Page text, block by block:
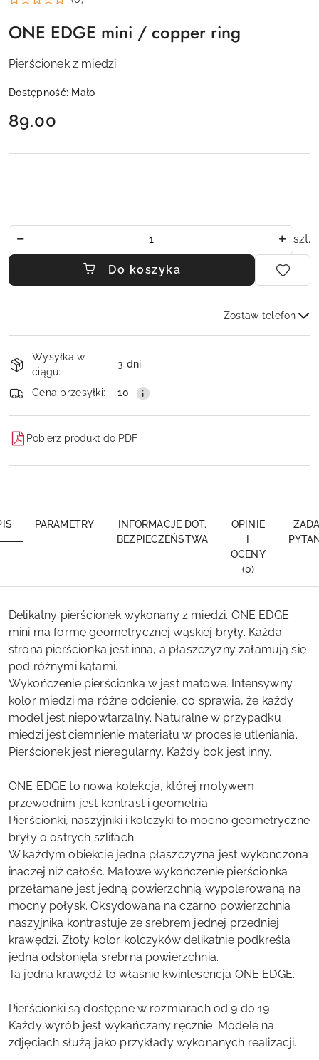
ONE EDGE mini / copper ring
Pierścionek z miedzi
Dostępność: Mało
cena:
89.00
szt.
Do koszyka
Zostaw telefon
Dostępność
i
dostawa
Wysyłka w
ciągu:
3 dni
Cena przesyłki: 10
Pobierz produkt do PDF
PARAMETRY
INFORMACJE DOT.
BEZPIECZEŃSTWA
OPINIE
OCENY
(0)
Delikatny pierścionek wykonany z miedzi. ONE EDGE
mini ma formę geometrycznej wąskiej bryły. Każda
strona pierścionka jest inna, a płaszczyzny załamują się
pod różnymi kątami.
Wykończenie pierścionka w jest matowe. Intensywny
kolor miedzi ma różne odcienie, co sprawia, że każdy
model jest niepowtarzalny. Naturalne w przypadku
miedzi jest ciemnienie materiału w procesie utleniania.
Pierścionek jest nieregularny. Każdy bok jest inny.
ONE EDGE to nowa kolekcja, której motywem
przewodnim jest kontrast i geometria.
Pierścionki, naszyjniki i kolczyki to mocno geometryczne
bryły o ostrych szlifach.
W każdym obiekcie jedna płaszczyzna jest wykończona
inaczej niż całość. Matowe wykończenie pierścionka
przełamane jest jedną powierzchnią wypolerowaną na
mocny połysk. Oksydowana na czarno powierzchnia
naszyjnika kontrastuje ze srebrem jednej przedniej
krawędzi. Złoty kolor kolczyków delikatnie podkreśla
jedna odsłonięta srebrna powierzchnia.
Ta jedna krawędź to właśnie kwintesencja ONE EDGE.
Pierścionki są dostępne w rozmiarach od 9 do 19.
Każdy wyrób jest wykańczany ręcznie. Modele na
zdjęciach służą jako przykłady wykonanych realizacji.